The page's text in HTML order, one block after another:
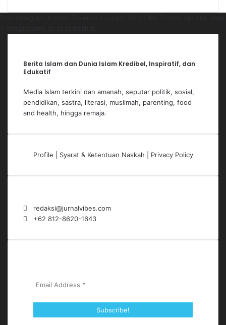
Berita Islam dan Dunia Islam Kredibel, Inspiratif, dan
Edukatif
Media Islam terkini dan amanah, seputar politik, sosial,
pendidikan, sastra, literasi, muslimah, parenting, food
and health, hingga remaja.
Profile Syarat & Ketentuan Naskah Privacy Policy
redaksi@jurnalvibes.com
+62 812-8620-1643